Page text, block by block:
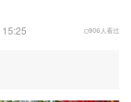
906人看过